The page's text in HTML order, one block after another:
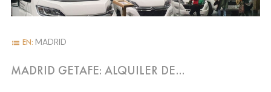
list EN: MADRID
MADRID GETAFE: ALQUILER DE